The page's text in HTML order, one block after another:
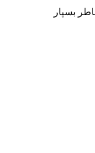
بسپار